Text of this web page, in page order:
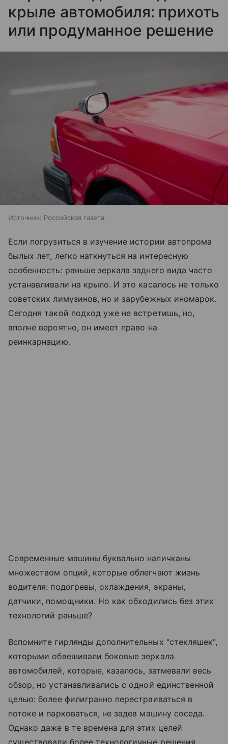
крыле автомобиля: прихоть
или продуманное решение
Источник: Российская газета
Если погрузиться в изучение истории автопрома
былых лет, легко наткнуться на интересную
особенность: раньше зеркала заднего вида часто
устанавливали на крыло. И это касалось не только
советских лимузинов, но и зарубежных иномарок.
Сегодня такой подход уже не встретишь, но,
вполне вероятно, он имеет право на
реинкарнацию.
Современные машины буквально напичканы
множеством опций, которые облегчают жизнь
водителя: подогревы, охлаждения, экраны,
датчики, помощники. Но как обходились без этих
технологий раньше?
Вспомните гирлянды дополнительных "стекляшек",
которыми обвешивали боковые зеркала
автомобилей, которые, казалось, затмевали весь
обзор, но устанавливались с одной единственной
целью: более филигранно перестраиваться в
потоке и парковаться, не задев машину соседа.
Однако даже в те времена для этих целей
существовали более технологичные решения.